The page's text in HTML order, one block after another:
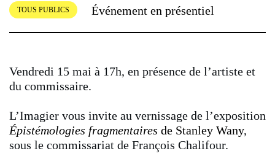
TOUS PUBLICS
Événement en présentiel
Vendredi 15 mai à 17h, en présence de l’artiste et
du commissaire.
L’Imagier vous invite au vernissage de l’exposition
Épistémologies fragmentaires de Stanley Wany,
sous le commissariat de François Chalifour.